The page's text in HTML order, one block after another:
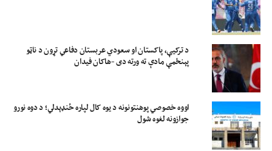
د ترکیې، پاکستان او سعودي عربستان دفاعي تړون د ناټو
پېنځمې مادې ته ورته دی -هاکان فیدان
اووه خصوصي پوهنتونونه د یوه کال لپاره ځنډېدلي؛ د دوه نورو
جوازونه لغوه شول